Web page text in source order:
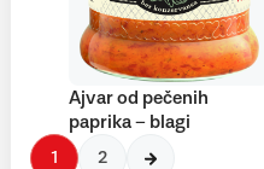
Ajvar od pečenih
paprika – blagi
1 2